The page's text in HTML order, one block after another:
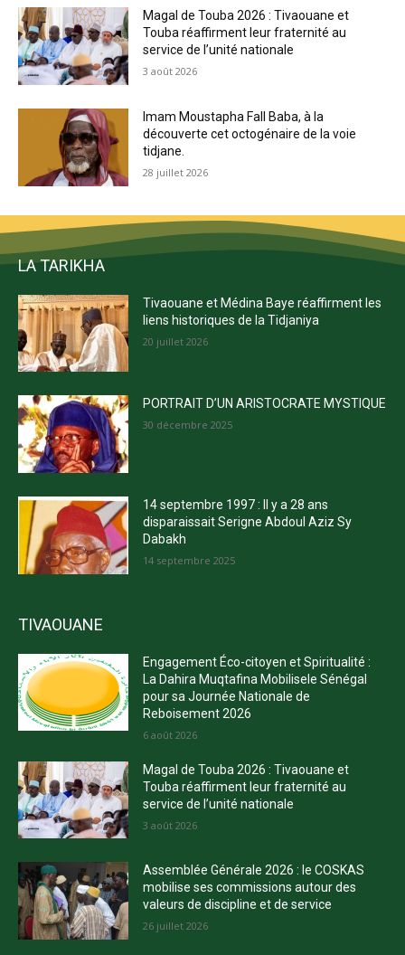
Magal de Touba 2026 : Tivaouane et
Touba réaffirment leur fraternité au
service de l’unité nationale
3 août 2026
Imam Moustapha Fall Baba, à la
découverte cet octogénaire de la voie
tidjane.
28 juillet 2026
LA TARIKHA
Tivaouane et Médina Baye réaffirment les
liens historiques de la Tidjaniya
20 juillet 2026
PORTRAIT D’UN ARISTOCRATE MYSTIQUE
30 décembre 2025
14 septembre 1997 : Il y a 28 ans
disparaissait Serigne Abdoul Aziz Sy
Dabakh
14 septembre 2025
TIVAOUANE
Engagement Éco-citoyen et Spiritualité :
La Dahira Muqtafina Mobilisele Sénégal
pour sa Journée Nationale de
Reboisement 2026
6 août 2026
Magal de Touba 2026 : Tivaouane et
Touba réaffirment leur fraternité au
service de l’unité nationale
3 août 2026
Assemblée Générale 2026 : le COSKAS
mobilise ses commissions autour des
valeurs de discipline et de service
26 juillet 2026